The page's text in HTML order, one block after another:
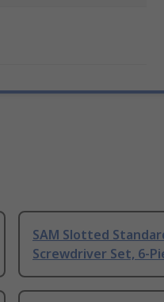
SAM Slotted
Screwdriver Set, 6-